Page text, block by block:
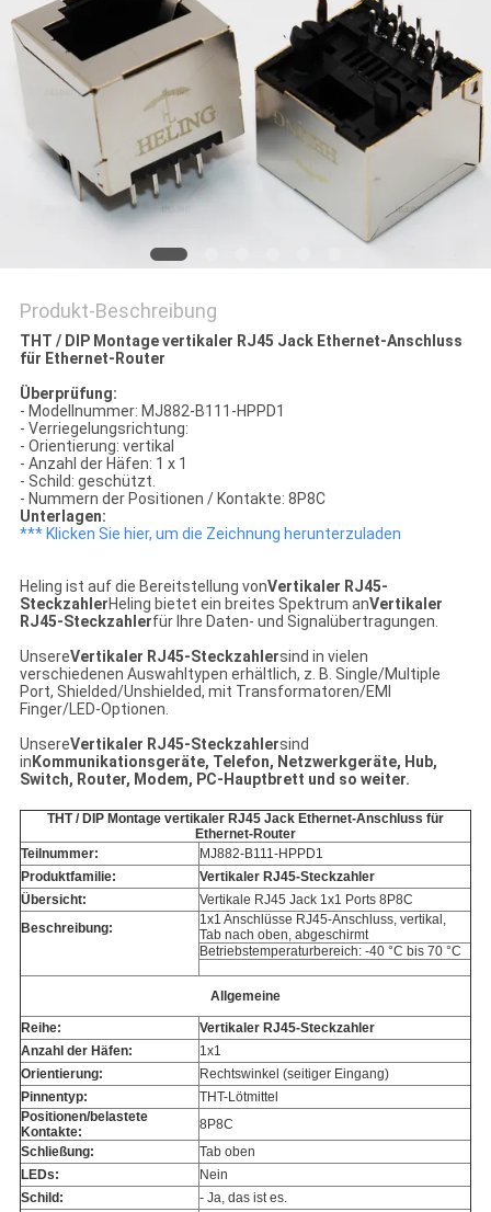
PRIVACY
POLICY
Produkt-Beschreibung
THT / DIP Montage vertikaler RJ45 Jack Ethernet-Anschluss
für Ethernet-Router
Überprüfung:
- Modellnummer: MJ882-B111-HPPD1
- Verriegelungsrichtung:
- Orientierung: vertikal
- Anzahl der Häfen: 1 x 1
- Schild: geschützt.
- Nummern der Positionen / Kontakte: 8P8C
Unterlagen:
*** Klicken Sie hier, um die Zeichnung herunterzuladen
Heling ist auf die Bereitstellung vonVertikaler RJ45-
SteckzahlerHeling bietet ein breites Spektrum anVertikaler
RJ45-Steckzahlerfür Ihre Daten- und Signalübertragungen.
UnsereVertikaler RJ45-Steckzahlersind in vielen
verschiedenen Auswahltypen erhältlich, z. B. Single/Multiple
Port, Shielded/Unshielded, mit Transformatoren/EMI
Finger/LED-Optionen.
UnsereVertikaler RJ45-Steckzahlersind
in Kommunikationsgeräte, Telefon, Netzwerkgeräte, Hub,
Switch, Router, Modem, PC-Hauptbrett und so weiter.
THT / DIP Montage vertikaler RJ45 Jack Ethernet-Anschluss für
Ethernet-Router
Teilnummer:
MJ882-B111-HPPD1
Produktfamilie:
Vertikaler RJ45-Steckzahler
Übersicht:
Vertikale RJ45 Jack 1x1 Ports 8P8C
Beschreibung:
1x1 Anschlüsse RJ45-Anschluss, vertikal,
Tab nach oben, abgeschirmt
Betriebstemperaturbereich: -40 °C bis 70 °C
Allgemeine
Reihe:
Vertikaler RJ45-Steckzahler
Anzahl der Häfen:
1x1
Orientierung:
Rechtswinkel (seitiger Eingang)
Pinnentyp:
THT-Lötmittel
Positionen/belastete
Kontakte:
8P8C
Schließung:
Tab oben
LEDs:
Nein
Schild:
- Ja, das ist es.